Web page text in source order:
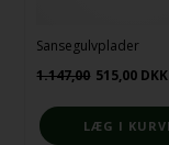
Sansegulvplader
1.147,00 515,00 DKK